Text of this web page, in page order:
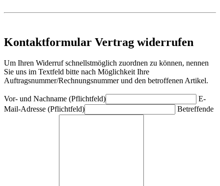
Kontaktformular Vertrag widerrufen
Um Ihren Widerruf schnellstmöglich zuordnen zu können, nennen
Sie uns im Textfeld bitte nach Möglichkeit Ihre
Auftragsnummer/Rechnungsnummer und den betroffenen Artikel.
Vor- und Nachname (Pflichtfeld)
E-
Mail-Adresse (Pflichtfeld)
Betreffende